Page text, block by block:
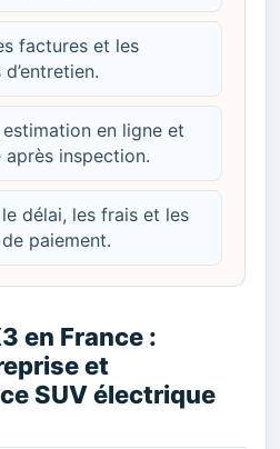
factures et les
en ligne et
inspection.
délai, les frais et les
paiement.
en France :
et
SUV électrique